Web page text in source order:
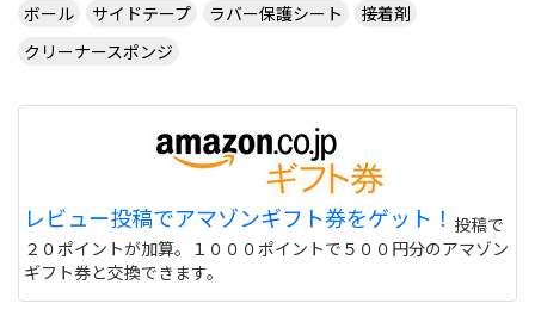
CUSTOM TABLE TENNIS というサイトでラバーを
http://www.customtabletennis.co.uk/ですが この
サイトは日本からでも購入できますか？ また個人
情報は英語で入力する必要があるのでしょうか？
偽物うってるとこもあるので 海外のサイトって注意
しないと危ない 個人輸入とかしてオクで偽物うって
る人もいるけど
サイトを見る
ボール
サイドテープ ラバー保護シート
接着剤
クリーナースポンジ
レビュー投稿でアマゾンギフト券をゲット！ 投稿で
２０ポイントが加算。１０００ポイントで５００円分のアマゾン
ギフト券と交換できます。